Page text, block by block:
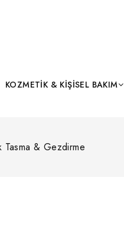
KOZMETIK & KIŞISEL BAKIM
Tasma & Gezdirme